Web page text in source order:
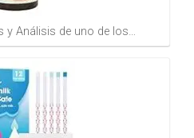
y Análisis de uno de los…